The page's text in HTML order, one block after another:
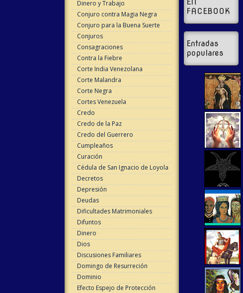
Dinero y Trabajo
Conjuro contra Magia Negra
Conjuro para la Buena Suerte
Conjuros
Consagraciones
Contra la Fiebre
Corte India Venezolana
Corte Malandra
Corte Negra
Cortes Venezuela
Credo
Credo de la Paz
Credo del Guerrero
Cumpleaños
Curación
Cédula de San Ignacio de Loyola
Decretos
Depresión
Deudas
Dificultades Matrimoniales
Difuntos
Dinero
Dios
Discusiones Familiares
Domingo de Resurreción
Dominio
Efecto Espejo de Protección
EN
FACEBOOK
Entradas
populares